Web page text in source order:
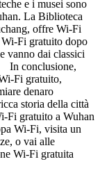
e i musei sono
La Biblioteca
offre Wi-Fi
Fi gratuito dopo
vanno dai classici
In conclusione,
Fi gratuito,
denaro
storia della città
Fi gratuito a Wuhan
Wi-Fi, visita un
o vai alle
Wi-Fi gratuita